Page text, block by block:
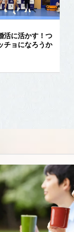
活に活かす！つ
チョになろうか